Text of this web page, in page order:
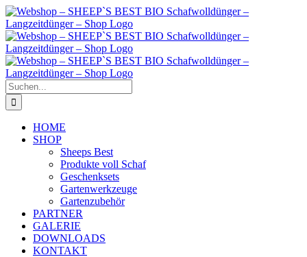
Zum
Inhalt
springen
Suche
nach:
HOME
SHOP
Sheeps Best
Produkte voll Schaf
Geschenksets
Gartenwerkzeuge
Gartenzubehör
PARTNER
GALERIE
DOWNLOADS
KONTAKT